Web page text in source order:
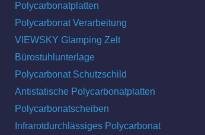
Polycarbonatplatten
Polycarbonat Verarbeitung
VIEWSKY Glamping Zelt
Bürostuhlunterlage
Polycarbonat Schutzschild
Antistatische Polycarbonatplatten
Polycarbonatscheiben
Infrarotdurchlässiges Polycarbonat